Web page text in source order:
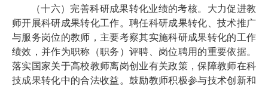
（十六）完善科研成果转化业绩的考核。大力促进教
师开展科研成果转化工作。聘任科研成果转化、技术推广
与服务岗位的教师，主要考察其实施科研成果转化的工作
绩效，并作为职称（职务）评聘、岗位聘用的重要依据。
落实国家关于高校教师离岗创业有关政策，保障教师在科
技成果转化中的合法收益。鼓励教师积极参与技术创新和